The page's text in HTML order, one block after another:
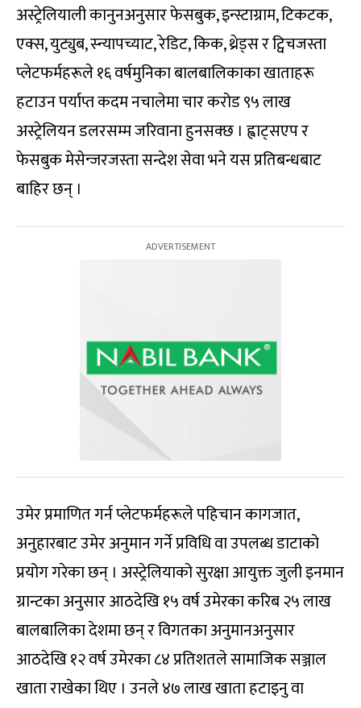
अस्ट्रेलियाली कानुनअनुसार फेसबुक, इन्स्टाग्राम, टिकटक,
एक्स, युट्युब, स्न्यापच्याट, रेडिट, किक, थ्रेड्स र ट्विचजस्ता
प्लेटफर्महरूले १६ वर्षमुनिका बालबालिकाका खाताहरू
हटाउन पर्याप्त कदम नचालेमा चार करोड ९५ लाख
अस्ट्रेलियन डलरसम्म जरिवाना हुनसक्छ । ह्वाट्सएप र
फेसबुक मेसेन्जरजस्ता सन्देश सेवा भने यस प्रतिबन्धबाट
बाहिर छन् ।
उमेर प्रमाणित गर्न प्लेटफर्महरूले पहिचान कागजात,
अनुहारबाट उमेर अनुमान गर्ने प्रविधि वा उपलब्ध डाटाको
प्रयोग गरेका छन् । अस्ट्रेलियाको सुरक्षा आयुक्त जुली इनमान
ग्रान्टका अनुसार आठदेखि १५ वर्ष उमेरका करिब २५ लाख
बालबालिका देशमा छन् र विगतका अनुमानअनुसार
आठदेखि १२ वर्ष उमेरका ८४ प्रतिशतले सामाजिक सञ्जाल
खाता राखेका थिए । उनले ४७ लाख खाता हटाइनु वा